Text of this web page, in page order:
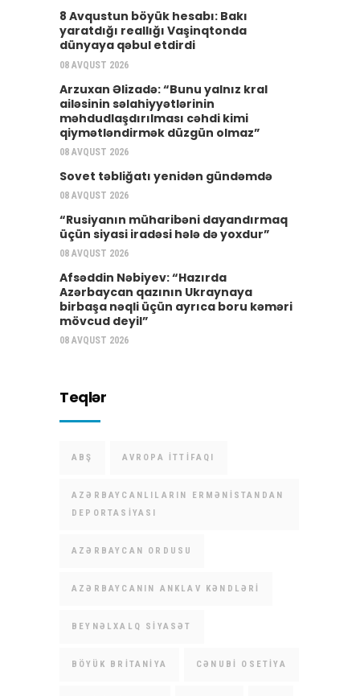
8 Avqustun böyük hesabı: Bakı
yaratdığı reallığı Vaşinqtonda
dünyaya qəbul etdirdi
08 AVQUST 2026
Arzuxan Əlizadə: “Bunu yalnız kral
ailəsinin səlahiyyətlərinin
məhdudlaşdırılması cəhdi kimi
qiymətləndirmək düzgün olmaz”
08 AVQUST 2026
Sovet təbliğatı yenidən gündəmdə
08 AVQUST 2026
“Rusiyanın müharibəni dayandırmaq
üçün siyasi iradəsi hələ də yoxdur”
08 AVQUST 2026
Afsəddin Nəbiyev: “Hazırda
Azərbaycan qazının Ukraynaya
birbaşa nəqli üçün ayrıca boru kəməri
mövcud deyil”
08 AVQUST 2026
Teqlər
ABŞ AVROPA İTTIFAQI
AZƏRBAYCANLILARIN ERMƏNISTANDAN
DEPORTASIYASI
AZƏRBAYCAN ORDUSU
AZƏRBAYCANIN ANKLAV KƏNDLƏRI
BEYNƏLXALQ SIYASƏT
BÖYÜK BRITANIYA CƏNUBI OSETIYA